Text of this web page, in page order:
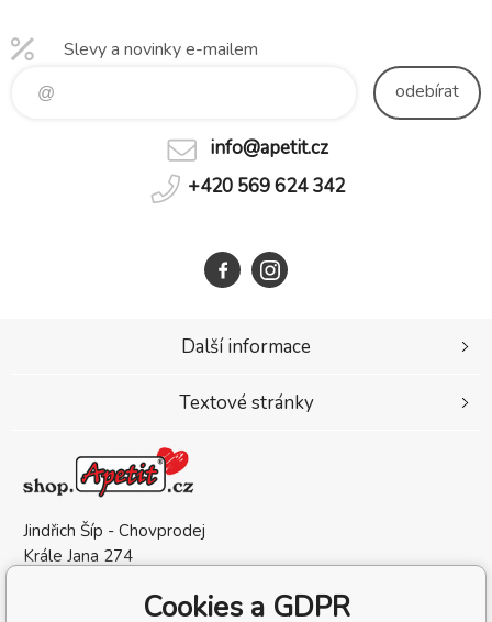
Slevy a novinky e-mailem
odebírat
info@apetit.cz
+420 569 624 342
Jindřich Šíp - Chovprodej
Krále Jana 274
Česká Republika
Další informace
Textové stránky
Cookies a GDPR